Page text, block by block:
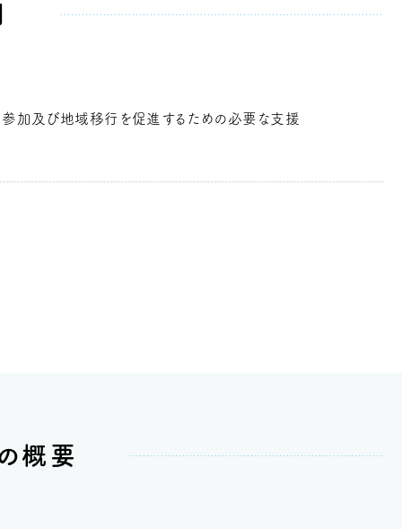
加及び地域移行を促進するための必要な支援
概要